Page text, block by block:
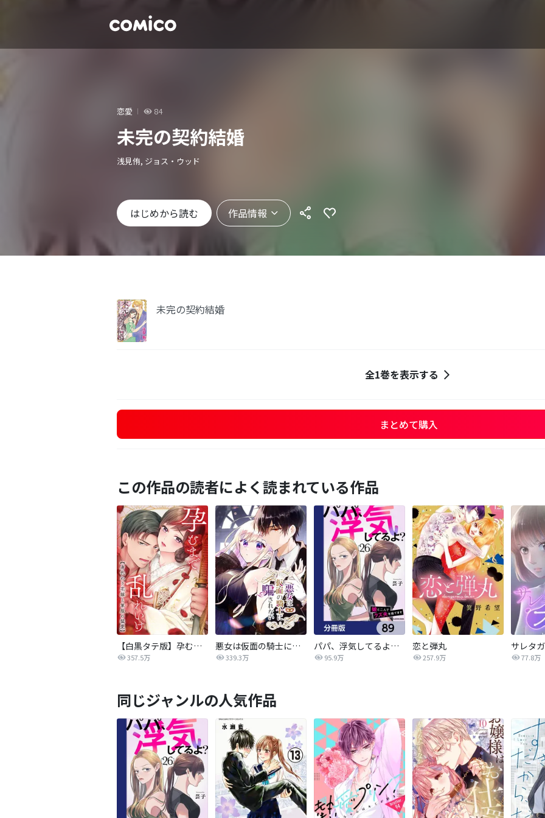
恋愛 84
未完の契約結婚
浅見侑, ジョス・ウッド
はじめから読む 作品情報
未完の契約結婚
全1巻を表示する
まとめて購入
この作品の読者によく読まれている作品
【白黒タテ版】孕むまで乱れいけ～身代わり花嫁と軍服の猛愛
357.5万
悪女は仮面の騎士に騙されない
339.3万
パパ、浮気してるよ？娘と二人でクズ夫を捨てます【分冊版】
95.9万
恋と弾丸
257.9万 77.8万
同じジャンルの人気作品